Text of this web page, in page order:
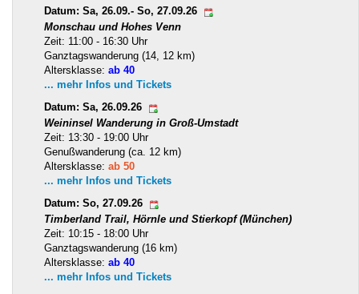
Datum: Sa, 26.09.- So, 27.09.26
Monschau und Hohes Venn
Zeit: 11:00 - 16:30 Uhr
Ganztagswanderung (14, 12 km)
Altersklasse: ab 40
... mehr Infos und Tickets
Datum: Sa, 26.09.26
Weininsel Wanderung in Groß-Umstadt
Zeit: 13:30 - 19:00 Uhr
Genußwanderung (ca. 12 km)
Altersklasse: ab 50
... mehr Infos und Tickets
Datum: So, 27.09.26
Timberland Trail, Hörnle und Stierkopf (München)
Zeit: 10:15 - 18:00 Uhr
Ganztagswanderung (16 km)
Altersklasse: ab 40
... mehr Infos und Tickets